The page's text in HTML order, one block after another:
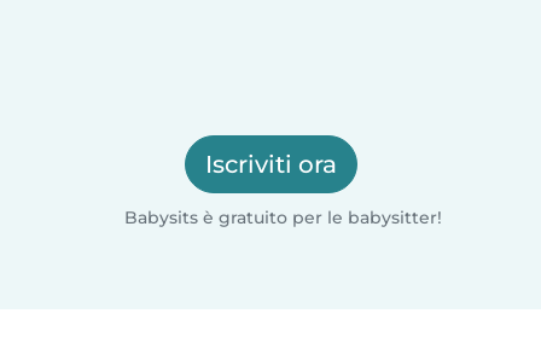
Iscriviti ora
Babysits è gratuito per le babysitter!